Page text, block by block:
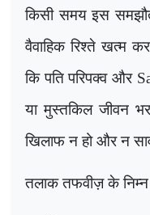
किसी समय इस
वैवाहिक रिश्ते खत्म
कि पति परिपक्व और
या मुस्तकिल जीवन
खिलाफ न हो और न
तलाक तफवीज़ के निम्न